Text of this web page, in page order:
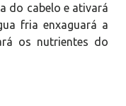
do cabelo e ativará
fria enxaguará a
os nutrientes do